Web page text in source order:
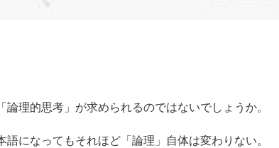
理的思考」が求められるのではないでしょうか。
になってもそれほど「論理」自体は変わりない。